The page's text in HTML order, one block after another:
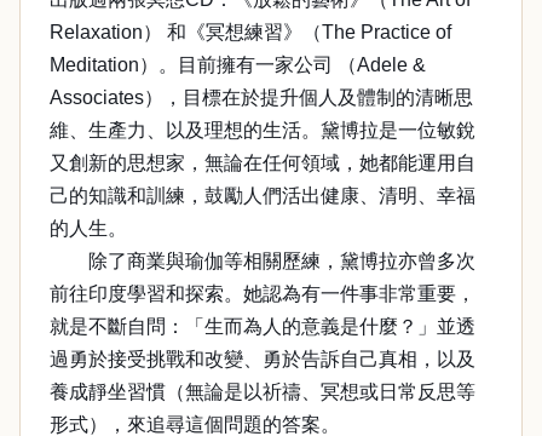
Relaxation） 和《冥想練習》（The Practice of
Meditation）。目前擁有一家公司 （Adele &
Associates），目標在於提升個人及體制的清晰思
維、生產力、以及理想的生活。黛博拉是一位敏銳
又創新的思想家，無論在任何領域，她都能運用自
己的知識和訓練，鼓勵人們活出健康、清明、幸福
的人生。
除了商業與瑜伽等相關歷練，黛博拉亦曾多次
前往印度學習和探索。她認為有一件事非常重要，
就是不斷自問：「生而為人的意義是什麼？」並透
過勇於接受挑戰和改變、勇於告訴自己真相，以及
養成靜坐習慣（無論是以祈禱、冥想或日常反思等
形式），來追尋這個問題的答案。